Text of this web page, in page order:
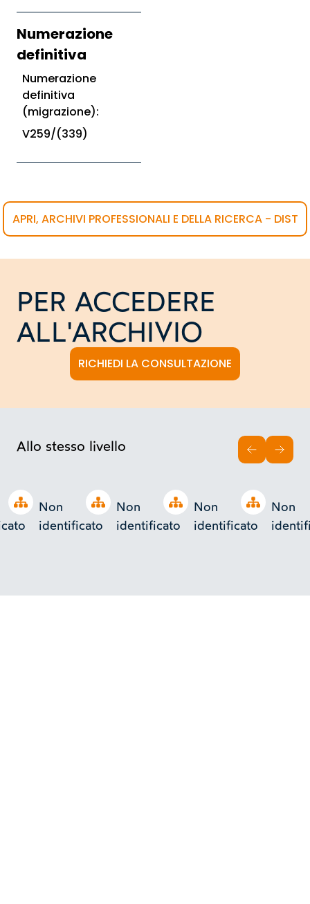
Numerazione
definitiva
Numerazione
definitiva
(migrazione):
V259/(339)
APRI, ARCHIVI PROFESSIONALI E DELLA RICERCA - DIST
PER ACCEDERE
ALL'ARCHIVIO
RICHIEDI LA CONSULTAZIONE
Allo stesso livello
Open tree Open tree
Non
identificato
Open tree
Non
identificato
Open tree
Non
identificato
Non
INDIETRO